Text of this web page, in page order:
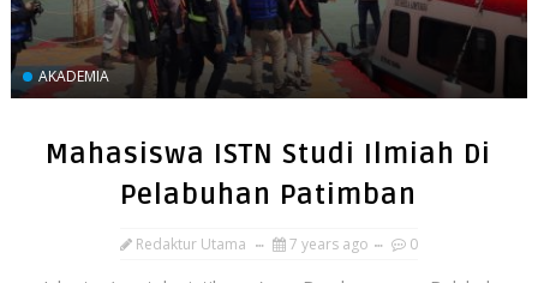
AKADEMIA
Mahasiswa ISTN Studi Ilmiah Di
Pelabuhan Patimban
Redaktur Utama 7 years ago 0